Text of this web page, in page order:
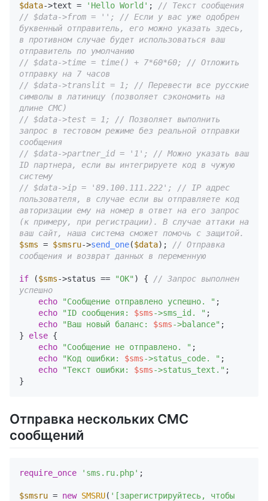
$data->text = 'Hello World' ; // Текст сообщения
// $data->from = ''; // Если у вас уже одобрен
буквенный отправитель, его можно указать здесь,
в противном случае будет использоваться ваш
отправитель по умолчанию
// $data->time = time() + 7*60*60; // Отложить
отправку на 7 часов
// $data->translit = 1; // Перевести все русские
символы в латиницу (позволяет сэкономить на
длине СМС)
// $data->test = 1; // Позволяет выполнить
запрос в тестовом режиме без реальной отправки
сообщения
// $data->partner_id = '1'; // Можно указать ваш
ID партнера, если вы интегрируете код в чужую
систему
// $data->ip = '89.100.111.222'; // IP адрес
пользователя, в случае если вы отправляете код
авторизации ему на номер в ответ на его запрос
(к примеру, при регистрации). В случае аттаки на
ваш сайт, наша система сможет помочь с защитой.
$sms = $smsru->send_one($data); // Отправка
сообщения и возврат данных в переменную
if ($sms->status == "OK" ) { // Запрос выполнен
успешно
echo
"Сообщение отправлено успешно. " ;
echo
"ID сообщения: $sms->sms_id. " ;
echo
"Ваш новый баланс: $sms->balance" ;
} else {
echo
"Сообщение не отправлено. " ;
echo
"Код ошибки: $sms->status_code. " ;
echo
"Текст ошибки: $sms->status_text." ;
Отправка нескольких СМС
сообщений
require_once 'sms.ru.php' ;
$smsru = new SMSRU( '[зарегистрируйтесь, чтобы